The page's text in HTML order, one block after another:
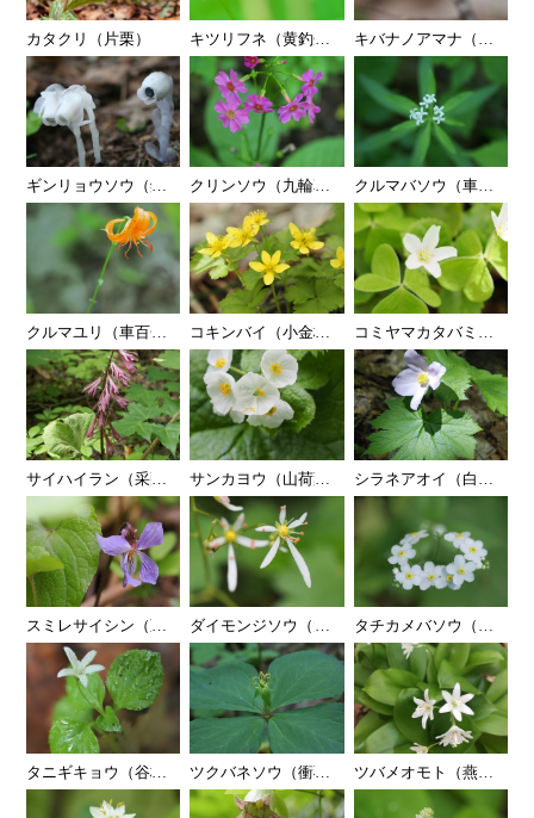
カタクリ（片栗） キツリフネ（黄釣舟）
… キバナノアマナ（黄花甘
…
ギンリョウソウ（銀竜草）クリンソウ（九輪草） クルマバソウ（車葉草）
クルマユリ（車百合） コキンバイ（小金梅） コミヤマカタバミ（小深
サイハイラン（采配蘭）サンカヨウ（山荷葉） シラネアオイ（白根葵）
スミレサイシン（菫細辛）ダイモンジソウ（大文字草）タチカメバソウ（立亀葉
タニギキョウ（谷桔梗）ツクバネソウ（衝羽根草）ツバメオモト（燕万年青